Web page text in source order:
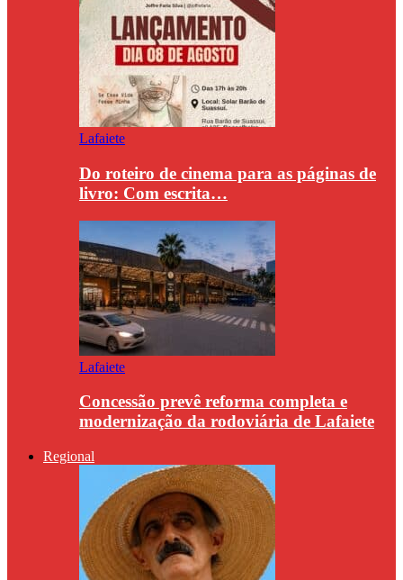
Lafaiete
Do roteiro de cinema para as páginas de
livro: Com escrita…
Lafaiete
Concessão prevê reforma completa e
modernização da rodoviária de Lafaiete
Regional